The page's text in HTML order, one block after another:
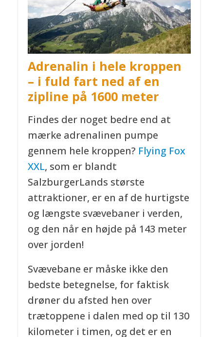
Adrenalin i hele kroppen
– i fuld fart ned af en
zipline på 1600 meter
Findes der noget bedre end at
mærke adrenalinen pumpe
gennem hele kroppen? Flying Fox
XXL, som er blandt
SalzburgerLands største
attraktioner, er en af de hurtigste
og længste svævebaner i verden,
og den når en højde på 143 meter
over jorden!
Svævebane er måske ikke den
bedste betegnelse, for faktisk
drøner du afsted hen over
trætoppene i dalen med op til 130
kilometer i timen, og det er en